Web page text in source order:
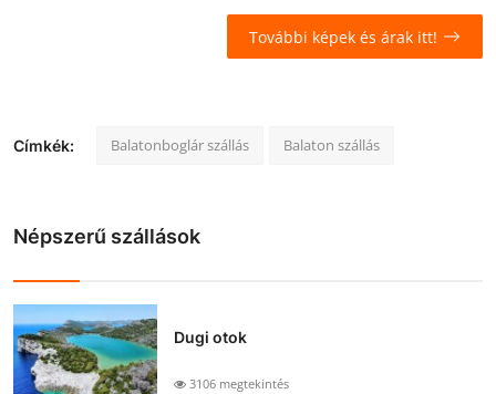
További képek és árak itt!
Címkék: Balatonboglár szállás Balaton szállás
Népszerű szállások
Dugi otok
3106 megtekintés